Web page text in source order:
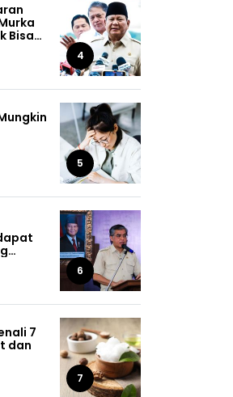
Bisa
4
5
6
7
dan
7